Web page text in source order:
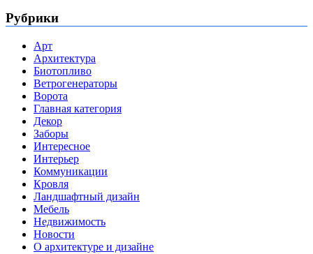
Рубрики
Арт
Архитектура
Биотопливо
Ветрогенераторы
Ворота
Главная категория
Декор
Заборы
Интересное
Интерьер
Коммуникации
Кровля
Ландшафтный дизайн
Мебель
Недвижимость
Новости
О архитектуре и дизайне